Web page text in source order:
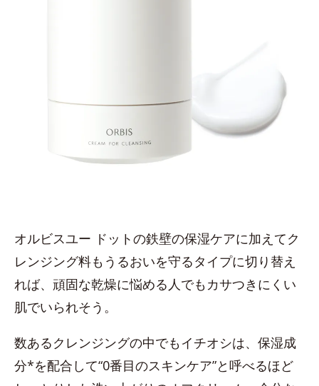
オルビスユー ドットの鉄壁の保湿ケアに加えてク
レンジング料もうるおいを守るタイプに切り替え
れば、頑固な乾燥に悩める人でもカサつきにくい
肌でいられそう。
数あるクレンジングの中でもイチオシは、保湿成
分*を配合して“0番目のスキンケア”と呼べるほど